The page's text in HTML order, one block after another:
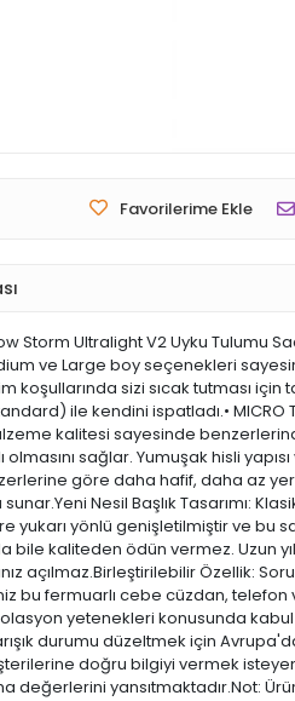
Favorilerime Ekle
Storm Ultralight V2 Uyku
ve Large boy seçenekleri
koşullarında sizi sıcak tutması
ile kendini ispatladı.• MICRO
kalitesi sayesinde
olmasını sağlar. Yumuşak hisli
göre daha hafif, daha az yer
Nesil Başlık Tasarımı:
yukarı yönlü genişletilmiştir ve bu
bile kaliteden ödün vermez. Uzun
açılmaz.Birleştirilebilir Özellik:
bu fermuarlı cebe cüzdan, telefon
izolasyon yetenekleri konusunda
durumu düzeltmek için
doğru bilgiyi vermek isteyen
değerlerini yansıtmaktadır.Not: